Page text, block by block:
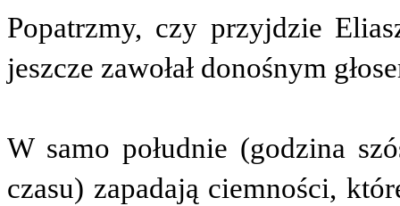
Popatrzmy, czy przyjdzie
jeszcze zawołał donośnym
W samo południe (godzina
czasu) zapadają ciemności,